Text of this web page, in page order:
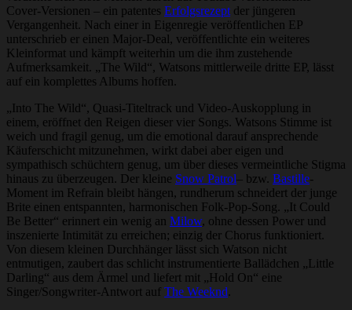
Cover-Versionen – ein patentes Erfolgsrezept der jüngeren
Vergangenheit. Nach einer in Eigenregie veröffentlichen EP
unterschrieb er einen Major-Deal, veröffentlichte ein weiteres
Kleinformat und kämpft weiterhin um die ihm zustehende
Aufmerksamkeit. „The Wild“, Watsons mittlerweile dritte EP, lässt
auf ein komplettes Albums hoffen.
„Into The Wild“, Quasi-Titeltrack und Video-Auskopplung in
einem, eröffnet den Reigen dieser vier Songs. Watsons Stimme ist
weich und fragil genug, um die emotional darauf ansprechende
Käuferschicht mitzunehmen, wirkt dabei aber eigen und
sympathisch schüchtern genug, um über dieses vermeintliche Stigma
hinaus zu überzeugen. Der kleine Snow Patrol– bzw. Bastille-
Moment im Refrain bleibt hängen, rundherum schneidert der junge
Brite einen entspannten, harmonischen Folk-Pop-Song. „It Could
Be Better“ erinnert ein wenig an Milow, ohne dessen Power und
inszenierte Intimität zu erreichen; einzig der Chorus funktioniert.
Von diesem kleinen Durchhänger lässt sich Watson nicht
entmutigen, zaubert das schlicht instrumentierte Ballädchen „Little
Darling“ aus dem Ärmel und liefert mit „Hold On“ eine
Singer/Songwriter-Antwort auf The Weeknd.